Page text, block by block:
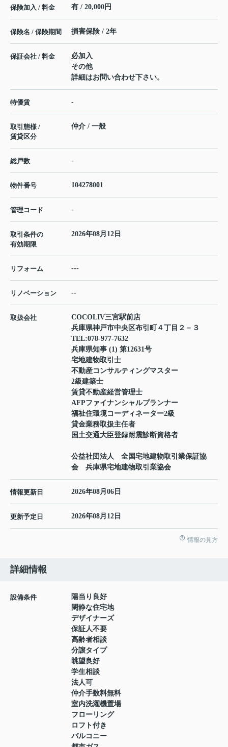
保険加入 / 料金 有 / 20,000円
保険名 / 保険期間 損害保険 / 2年
保証会社 / 料金
必加入
その他
詳細はお問い合わせ下さい。
特優賃 -
取引態様 /
賃貸区分
仲介 / 一般
総戸数 -
物件番号 104278001
管理コード -
取引条件の
有効期限
2026年08月12日
リフォーム ---
リノベーション --
取扱会社
COCOLIV三宮駅前店
兵庫県神戸市中央区布引町４丁目２－３
TEL:078-977-7632
兵庫県知事 (1) 第12631号
宅地建物取引士
不動産コンサルティングマスター
2級建築士
賃貸不動産経営管理士
AFPファイナンシャルプランナー
福祉住環境コーディネーター2級
貸金業務取扱主任者
国土交通大臣登録耐震診断資格者
公益社団法人 全国宅地建物取引業保証協
会 兵庫県宅地建物取引業協会
情報更新日 2026年08月06日
更新予定日 2026年08月12日
情報の見方
詳細情報
設備条件
陽当り良好
閑静な住宅地
デザイナーズ
保証人不要
高齢者相談
分譲タイプ
眺望良好
学生相談
法人可
仲介手数料無料
室内洗濯機置場
フローリング
ロフト付き
バルコニー